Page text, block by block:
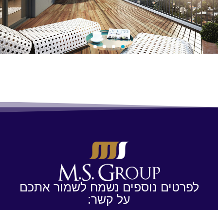
לפרטים נוספים נשמח לשמור אתכם
על קשר: